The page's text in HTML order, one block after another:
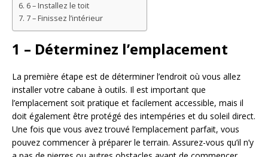
6 – Installez le toit
7 – Finissez l’intérieur
1 – Déterminez l’emplacement
La première étape est de déterminer l’endroit où vous allez
installer votre cabane à outils. Il est important que
l’emplacement soit pratique et facilement accessible, mais il
doit également être protégé des intempéries et du soleil direct.
Une fois que vous avez trouvé l’emplacement parfait, vous
pouvez commencer à préparer le terrain. Assurez-vous qu’il n’y